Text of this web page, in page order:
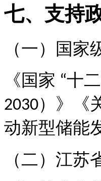
七、支持
（一）国家
《国家 “十
2030）》《
动新型储能
（二）江苏